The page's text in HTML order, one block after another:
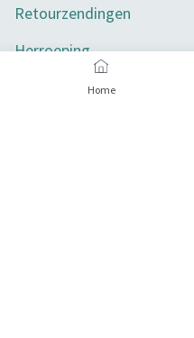
Home
Retourzendingen
Herroeping
Toegankelijkheid